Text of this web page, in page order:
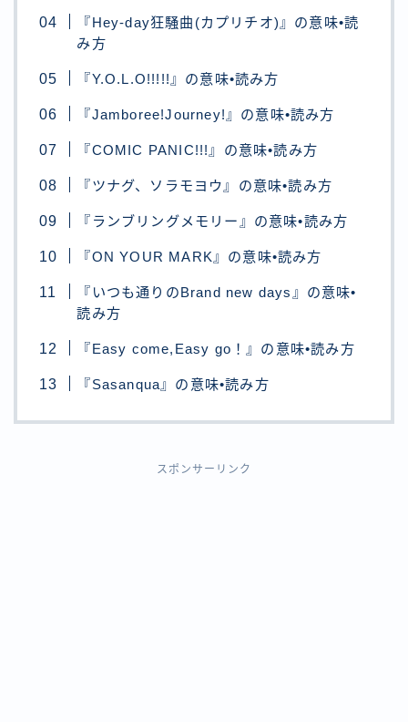
『Hey-day狂騒曲(カプリチオ)』の意味•読
み方
『Y.O.L.O!!!!!』の意味•読み方
『Jamboree!Journey!』の意味•読み方
『COMIC PANIC!!!』の意味•読み方
『ツナグ、ソラモヨウ』の意味•読み方
『ランブリングメモリー』の意味•読み方
『ON YOUR MARK』の意味•読み方
『いつも通りのBrand new days』の意味•
読み方
『Easy come,Easy go！』の意味•読み方
『Sasanqua』の意味•読み方
スポンサーリンク